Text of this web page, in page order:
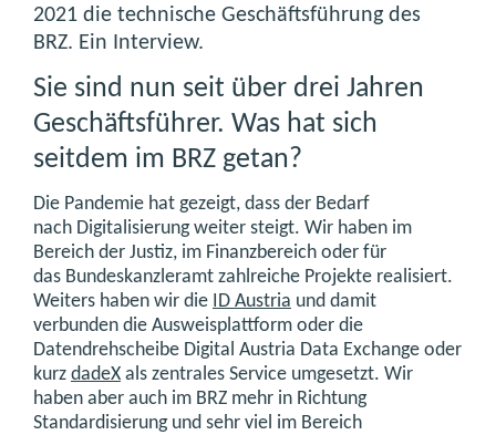
2021 die technische Geschäftsführung des
BRZ. Ein Interview.
Sie sind nun seit über drei Jahren
Geschäftsführer. Was hat sich
seitdem im BRZ getan?
Die Pandemie hat gezeigt, dass der Bedarf
nach Digitalisierung weiter steigt. Wir haben im
Bereich der Justiz, im Finanzbereich oder für
das Bundeskanzleramt zahlreiche Projekte realisiert.
Weiters haben wir die ID Austria und damit
verbunden die Ausweisplattform oder die
Datendrehscheibe Digital Austria Data Exchange oder
kurz dadeX als zentrales Service umgesetzt. Wir
haben aber auch im BRZ mehr in Richtung
Standardisierung und sehr viel im Bereich